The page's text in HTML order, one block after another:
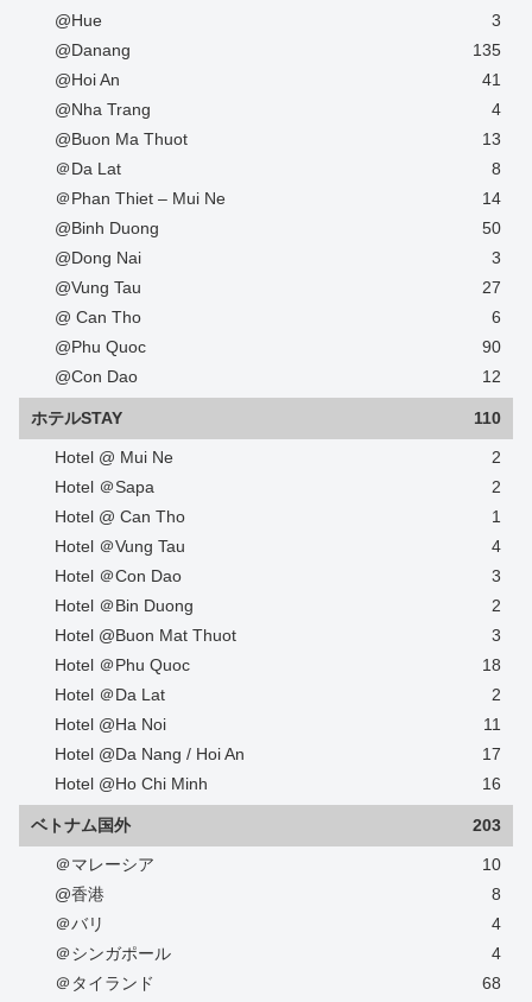
@Hue
3
@Danang
135
@Hoi An
41
@Nha Trang
4
@Buon Ma Thuot
13
＠Da Lat
8
＠Phan Thiet – Mui Ne
14
@Binh Duong
50
@Dong Nai
3
@Vung Tau
27
@ Can Tho
6
@Phu Quoc
90
@Con Dao
12
ホテルSTAY 110
Hotel @ Mui Ne
2
Hotel ＠Sapa
2
Hotel @ Can Tho
1
Hotel ＠Vung Tau
4
Hotel ＠Con Dao
3
Hotel ＠Bin Duong
2
Hotel @Buon Mat Thuot
3
Hotel ＠Phu Quoc
18
Hotel ＠Da Lat
2
Hotel @Ha Noi
11
Hotel @Da Nang / Hoi An
17
Hotel @Ho Chi Minh
16
ベトナム国外 203
＠マレーシア
10
@香港
8
＠バリ
4
＠シンガポール
4
＠タイランド
68